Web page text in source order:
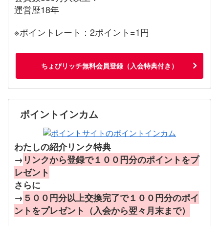
運営歴18年
※ポイントレート：2ポイント=1円
ちょびリッチ無料会員登録（入会特典付き）
ポイントインカム
わたしの紹介リンク特典
→ リンクから登録で１００円分のポイントをプ
レゼント
さらに
→ ５００円分以上交換完了で１００円分のポイ
ントをプレゼント（入会から翌々月末まで）